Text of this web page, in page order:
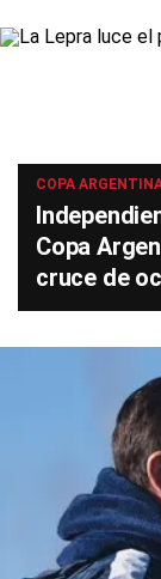
COPA
Copa
cruce de